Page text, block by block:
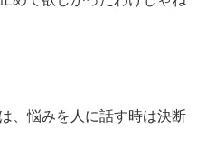
、悩みを人に話す時は決断